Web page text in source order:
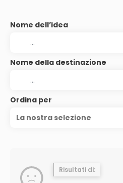
Nome dell’idea
Nome della destinazione
Ordina per
La nostra selezione
Risultati di: